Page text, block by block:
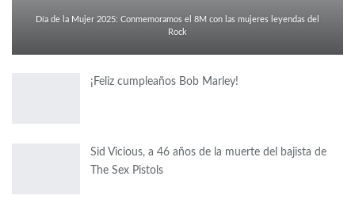
Día de la Mujer 2025: Conmemoramos el 8M con las mujeres leyendas del
Rock
¡Feliz cumpleaños Bob Marley!
Sid Vicious, a 46 años de la muerte del bajista de
The Sex Pistols